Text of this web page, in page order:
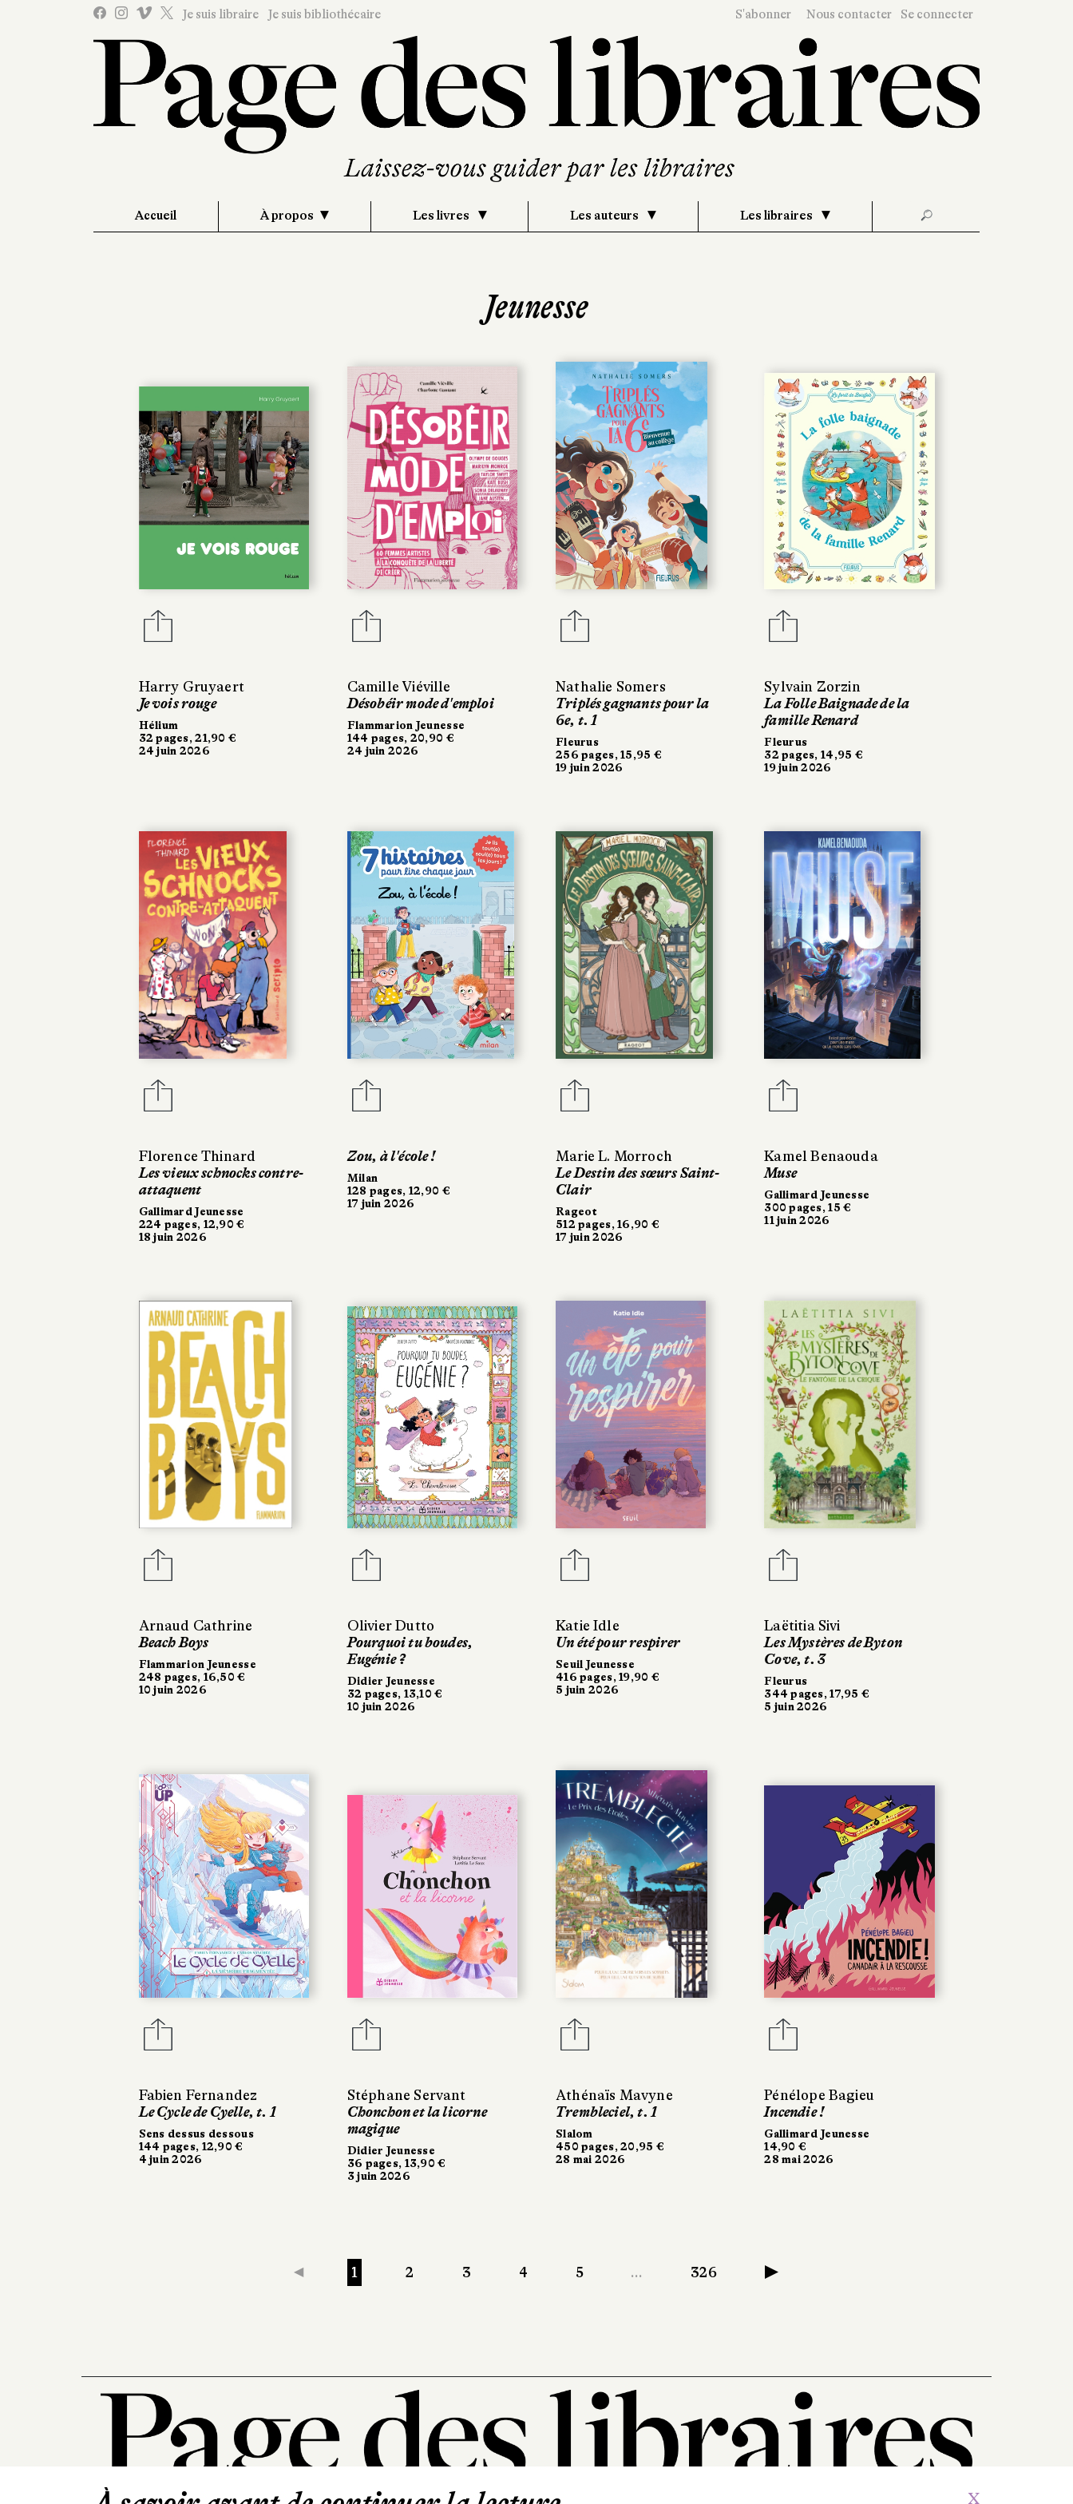
Je suis libraire Je suis bibliothécaire S'abonner Nous contacter Se connecter
Accueil À propos Les livres Les auteurs Les libraires 🔎
Jeunesse
Harry Gruyaert
Je vois rouge
Hélium
32 pages, 21,90 €
24 juin 2026
Camille Viéville
Désobéir mode d'emploi
Flammarion Jeunesse
144 pages, 20,90 €
24 juin 2026
Nathalie Somers
Triplés gagnants pour la
6e, t. 1
Fleurus
256 pages, 15,95 €
19 juin 2026
Sylvain Zorzin
La Folle Baignade de la
famille Renard
Fleurus
32 pages, 14,95 €
19 juin 2026
Florence Thinard
Les vieux schnocks contre-
attaquent
Gallimard Jeunesse
224 pages, 12,90 €
18 juin 2026
Zou, à l'école !
Milan
128 pages, 12,90 €
17 juin 2026
Marie L. Morroch
Le Destin des sœurs Saint-
Clair
Rageot
512 pages, 16,90 €
17 juin 2026
Kamel Benaouda
Muse
Gallimard Jeunesse
300 pages, 15 €
11 juin 2026
Arnaud Cathrine
Beach Boys
Flammarion Jeunesse
248 pages, 16,50 €
10 juin 2026
Olivier Dutto
Pourquoi tu boudes,
Eugénie ?
Didier Jeunesse
32 pages, 13,10 €
10 juin 2026
Katie Idle
Un été pour respirer
Seuil Jeunesse
416 pages, 19,90 €
5 juin 2026
Laëtitia Sivi
Les Mystères de Byton
Cove, t. 3
Fleurus
344 pages, 17,95 €
5 juin 2026
Fabien Fernandez
Le Cycle de Cyelle, t. 1
Sens dessus dessous
144 pages, 12,90 €
4 juin 2026
Stéphane Servant
Chonchon et la licorne
magique
Didier Jeunesse
36 pages, 13,90 €
3 juin 2026
Athénaïs Mavyne
Trembleciel, t. 1
Slalom
450 pages, 20,95 €
28 mai 2026
Pénélope Bagieu
Incendie !
Gallimard Jeunesse
14,90 €
28 mai 2026
◀ 1 2 3 4 5 … 326 ▶
X